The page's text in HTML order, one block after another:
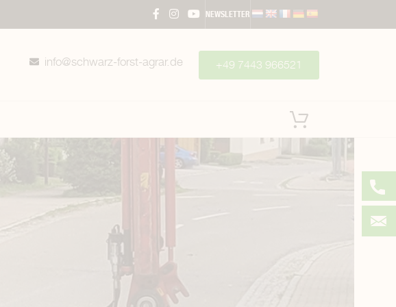
NEWSLETTER
info@schwarz-forst-agrar.de +49 7443 966521